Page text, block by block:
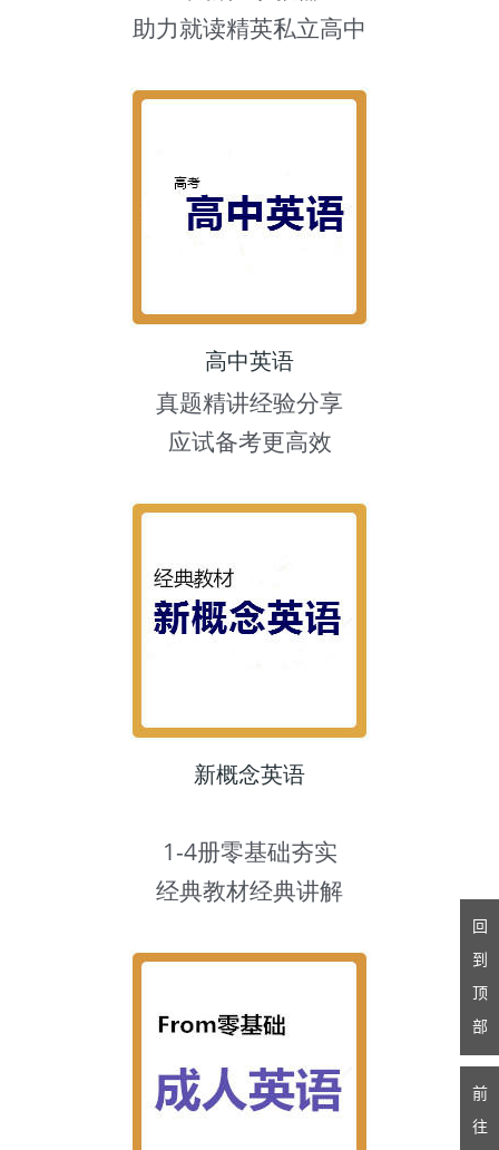
助力就读精英私立高中
高中英语
真题精讲经验分享
应试备考更高效
新概念英语
1-4册零基础夯实
经典教材经典讲解
回
到
顶
部
前
往